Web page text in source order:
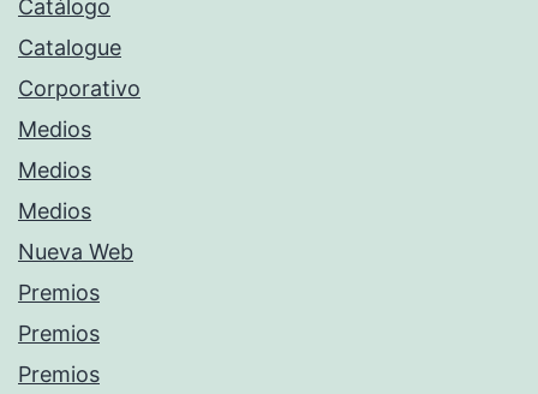
Catálogo
Catalogue
Corporativo
Medios
Medios
Medios
Nueva Web
Premios
Premios
Premios